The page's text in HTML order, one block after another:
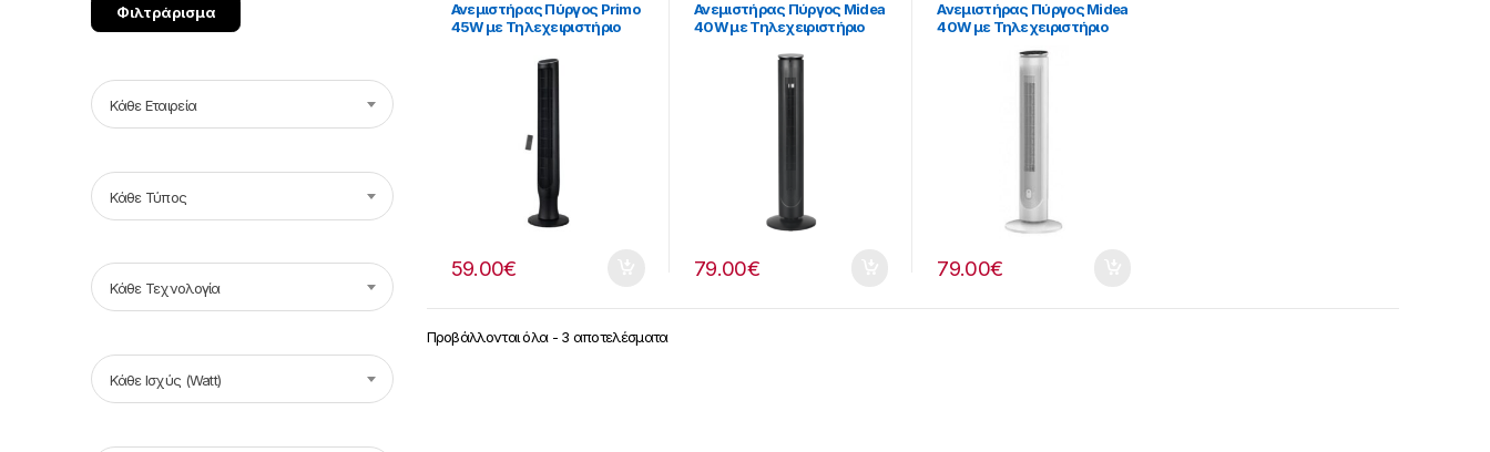
Ανεμιστήρας Πύργος Primo
45W με Τηλεχειριστήριο
59.00€
Ανεμιστήρας Πύργος Midea
40W με Τηλεχειριστήριο
79.00€
Ανεμιστήρας Πύργος Midea
40W με Τηλεχειριστήριο
79.00€
Προβάλλονται όλα - 3 αποτελέσματα
Φιλτράρισμα
Κάθε Εταιρεία
Κάθε Τύπος
Κάθε Τεχνολογία
Κάθε Ισχύς (Watt)